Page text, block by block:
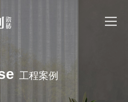
工程案例